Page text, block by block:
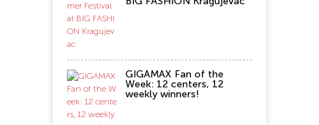
GIGAMAX Fan of the
Week: 12 centers, 12
weekly winners!